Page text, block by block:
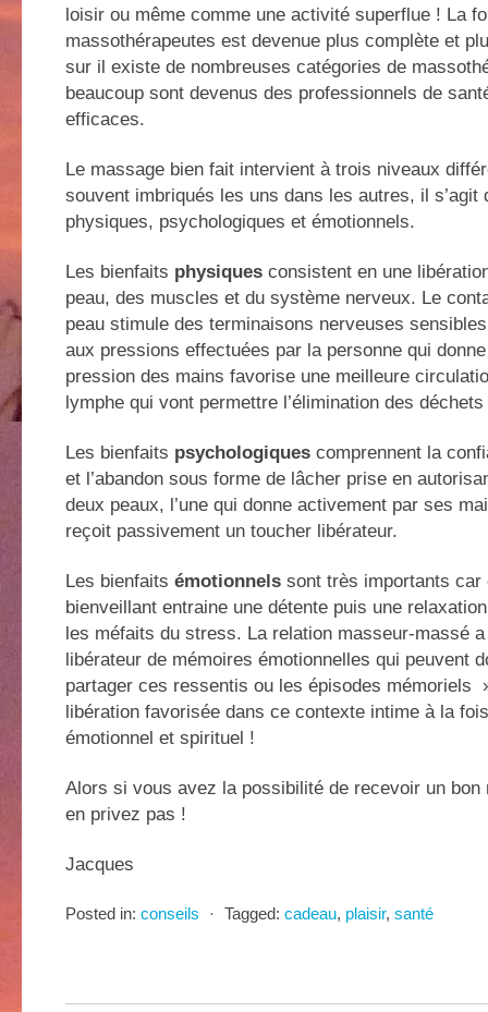
loisir ou même comme une activité superflue ! La
massothérapeutes est devenue plus complète et
sur il existe de nombreuses catégories de
beaucoup sont devenus des professionnels de
efficaces.
Le massage bien fait intervient à trois niveaux
souvent imbriqués les uns dans les autres, il s’agit
physiques, psychologiques et émotionnels.
Les bienfaits physiques consistent en une
peau, des muscles et du système nerveux. Le
peau stimule des terminaisons nerveuses
aux pressions effectuées par la personne qui
pression des mains favorise une meilleure
lymphe qui vont permettre l’élimination des
Les bienfaits psychologiques comprennent la
et l’abandon sous forme de lâcher prise en
deux peaux, l’une qui donne activement par ses
reçoit passivement un toucher libérateur.
Les bienfaits émotionnels sont très importants car
bienveillant entraine une détente puis une
les méfaits du stress. La relation masseur-massé
libérateur de mémoires émotionnelles qui peuvent
partager ces ressentis ou les épisodes mémoriels
libération favorisée dans ce contexte intime à la
émotionnel et spirituel !
Alors si vous avez la possibilité de recevoir un bon
en privez pas !
Jacques
Posted in: conseils ⋅ Tagged: cadeau, plaisir, santé